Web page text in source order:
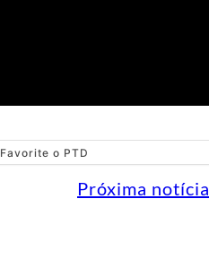
Favorite o PTD
Próxima notícia